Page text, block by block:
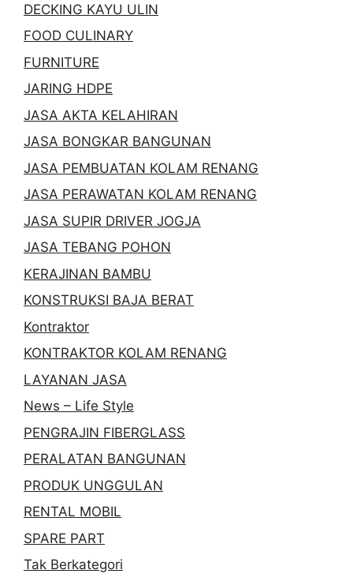
DECKING KAYU ULIN
FOOD CULINARY
FURNITURE
JARING HDPE
JASA AKTA KELAHIRAN
JASA BONGKAR BANGUNAN
JASA PEMBUATAN KOLAM RENANG
JASA PERAWATAN KOLAM RENANG
JASA SUPIR DRIVER JOGJA
JASA TEBANG POHON
KERAJINAN BAMBU
KONSTRUKSI BAJA BERAT
Kontraktor
KONTRAKTOR KOLAM RENANG
LAYANAN JASA
News – Life Style
PENGRAJIN FIBERGLASS
PERALATAN BANGUNAN
PRODUK UNGGULAN
RENTAL MOBIL
SPARE PART
Tak Berkategori